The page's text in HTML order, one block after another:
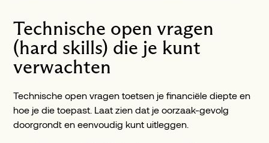
Technische open vragen
(hard skills) die je kunt
verwachten
Technische open vragen toetsen je financiële diepte en
hoe je die toepast. Laat zien dat je oorzaak-gevolg
doorgrondt en eenvoudig kunt uitleggen.